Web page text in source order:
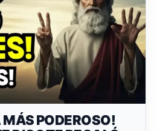
MÁS PODEROSO!